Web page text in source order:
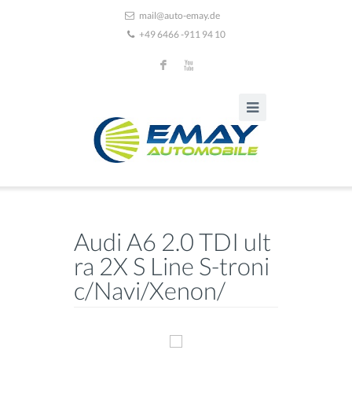
mail@auto-emay.de
+49 6466 -911 94 10
F X
Audi A6 2.0 TDI ult
ra 2X S Line S-troni
c/Navi/Xenon/